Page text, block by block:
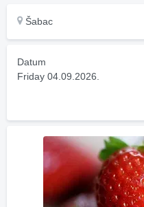
Šabac
Datum
Friday 04.09.2026.